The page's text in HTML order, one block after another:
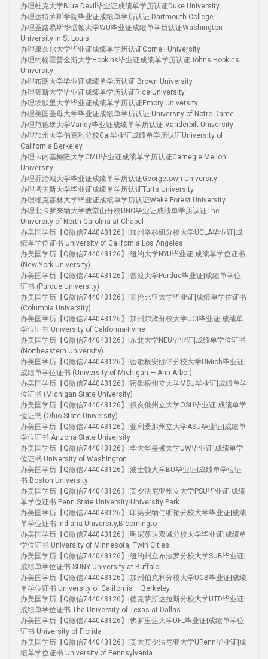
办理杜克大学Blue Devil毕业证成绩单学历认证Duke University
办理达特茅斯学院毕业证成绩单学历认证 Dartmouth College
办理圣路易斯华盛顿大学WU毕业证成绩单学历认证Washington
University in St Louis
办理康奈尔大学毕业证成绩单学历认证Cornell University
办理约翰霍普金斯大学Hopkins毕业证成绩单学历认证Johns Hopkins
University
办理布朗大学毕业证成绩单学历认证 Brown University
办理莱斯大学毕业证成绩单学历认证Rice University
办理埃默里大学毕业证成绩单学历认证Emory University
办理美国圣母大学毕业证成绩单学历认证 University of Notre Dame
办理范德堡大学Vandy毕业证成绩单学历认证 Vanderbilt University
办理加州大学伯克利分校Cal毕业证成绩单学历认证University of
California Berkeley
办理卡内基梅隆大学CMU毕业证成绩单学历认证Carnegie Mellon
University
办理乔治城大学毕业证成绩单学历认证Georgetown University
办理塔夫斯大学毕业证成绩单学历认证Tufts University
办理维克森林大学毕业证成绩单学历认证Wake Forest University
办理北卡罗来纳大学教堂山分校UNC毕业证成绩单学历认证The
University of North Carolina at Chapel
办美国学历【Q微信744043126】|加州洛杉矶分校大学UCLA毕业证|成
绩单学位证书 University of California Los Angeles
办美国学历【Q微信744043126】|纽约大学NYU毕业证|成绩单学位证书
(New York University)
办美国学历【Q微信744043126】|普渡大学Purdue毕业证|成绩单学位
证书 (Purdue University)
办美国学历【Q微信744043126】|哥伦比亚大学毕业证|成绩单学位证书
(Columbia University)
办美国学历【Q微信744043126】|加州尔湾分校大学UCI毕业证|成绩单
学位证书 University of California-Irvine
办美国学历【Q微信744043126】|东北大学NEU毕业证|成绩单学位证书
(Northeastern University)
办美国学历【Q微信744043126】|密歇根安娜堡分校大学UMich毕业证|
成绩单学位证书 (University of Michigan — Ann Arbor)
办美国学历【Q微信744043126】|密歇根州立大学MSU毕业证|成绩单学
位证书 (Michigan State University)
办美国学历【Q微信744043126】|俄亥俄州立大学OSU毕业证|成绩单学
位证书 (Ohio State University)
办美国学历【Q微信744043126】|亚利桑那州立大学ASU毕业证|成绩单
学位证书 Arizona State University
办美国学历【Q微信744043126】|华大华盛顿大学UW毕业证|成绩单学
位证书 University of Washington
办美国学历【Q微信744043126】|波士顿大学BU毕业证|成绩单学位证
书 Boston University
办美国学历【Q微信744043126】|宾夕法尼亚州立大学PSU毕业证|成绩
单学位证书 Penn State University-University Park
办美国学历【Q微信744043126】|印第安纳伯明顿分校大学毕业证|成绩
单学位证书 Indiana University,Bloomingto
办美国学历【Q微信744043126】|明尼苏达双城分校大学毕业证|成绩单
学位证书 University of Minnesota, Twin Cities
办美国学历【Q微信744043126】|纽约州立布法罗分校大学SUB毕业证|
成绩单学位证书 SUNY University at Buffalo
办美国学历【Q微信744043126】|加州伯克利分校大学UCB毕业证|成绩
单学位证书 University of California – Berkeley
办美国学历【Q微信744043126】|德克萨斯达拉斯分校大学UTD毕业证|
成绩单学位证书 The University of Texas at Dallas
办美国学历【Q微信744043126】|佛罗里达大学UFL毕业证|成绩单学位
证书 University of Florida
办美国学历【Q微信744043126】|宾大宾夕法尼亚大学UPenn毕业证|成
绩单学位证书 University of Pennsylvania